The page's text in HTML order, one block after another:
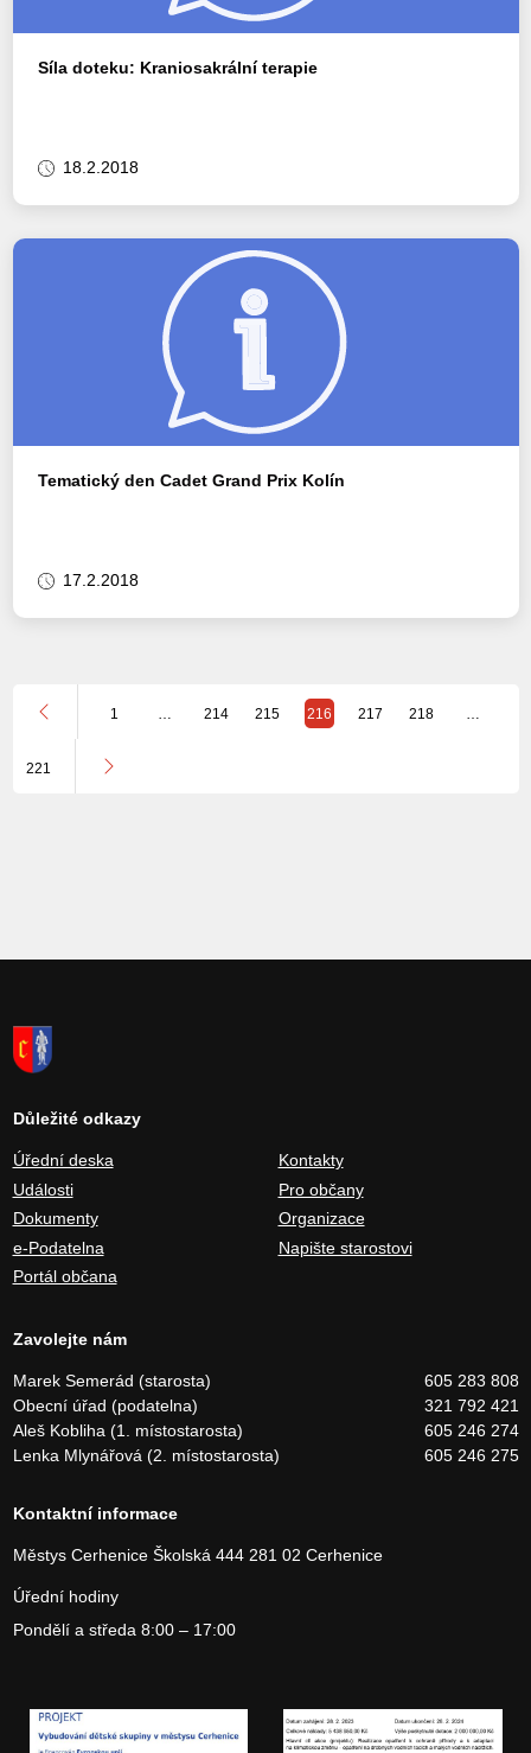
Síla doteku: Kraniosakrální terapie
18.2.2018
Tematický den Cadet Grand Prix Kolín
17.2.2018
1 214 215 216 217 218
221
Důležité odkazy
Úřední deska
Události
Dokumenty
e-Podatelna
Portál občana
Kontakty
Pro občany
Organizace
Napište starostovi
Zavolejte nám
Marek Semerád (starosta)
605 283 808
Obecní úřad (podatelna)
321 792 421
Aleš Kobliha (1. místostarosta)
605 246 274
Lenka Mlynářová (2. místostarosta)
605 246 275
Kontaktní informace
Městys CerheniceŠkolská 444281 02 Cerhenice
Úřední hodiny
Pondělí a středa 8:00 – 17:00